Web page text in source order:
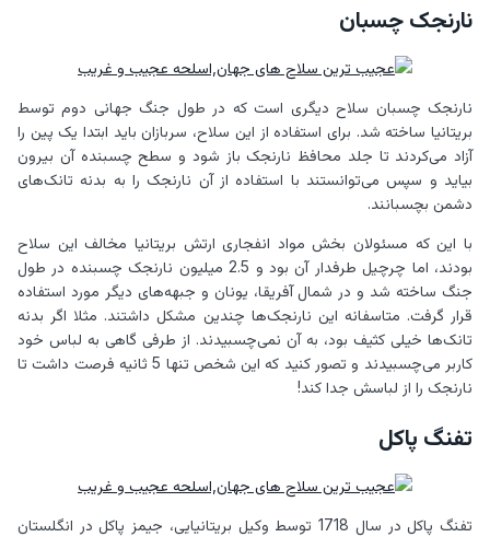
نارنجک چسبان
نارنجک‌ چسبان سلاح دیگری است که در طول جنگ جهانی دوم توسط
بریتانیا ساخته شد. برای استفاده از این سلاح، سربازان باید ابتدا یک پین را
آزاد می‌کردند تا جلد محافظ نارنجک باز شود و سطح چسبنده آن بیرون
بیاید و سپس می‌توانستند با استفاده از آن نارنجک را به بدنه تانک‌های
دشمن بچسبانند.
با این که مسئولان بخش مواد انفجاری ارتش بریتانیا مخالف این سلاح
بودند، اما چرچیل طرفدار آن بود و 2.5 میلیون نارنجک چسبنده در طول
جنگ ساخته شد و در شمال آفریقا، یونان و جبهه‌های دیگر مورد استفاده
قرار گرفت. متاسفانه این نارنجک‌ها چندین مشکل داشتند. مثلا اگر بدنه
تانک‌ها خیلی کثیف بود، به آن نمی‌چسبیدند. از طرفی گاهی به لباس خود
کاربر می‌چسبیدند و تصور کنید که این شخص تنها 5 ثانیه فرصت داشت تا
نارنجک را از لباسش جدا کند!
تفنگ پاکل
تفنگ پاکل در سال 1718 توسط وکیل بریتانیایی، جیمز پاکل در انگلستان